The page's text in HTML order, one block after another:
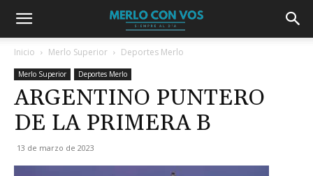
Inicio Merlo Superior Deportes Merlo
Merlo Superior Deportes Merlo
ARGENTINO PUNTERO
DE LA PRIMERA B
13 de marzo de 2023